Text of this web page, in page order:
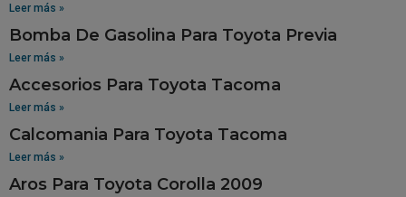
Leer más »
Bomba De Gasolina Para Toyota Previa
Leer más »
Accesorios Para Toyota Tacoma
Leer más »
Calcomania Para Toyota Tacoma
Leer más »
Aros Para Toyota Corolla 2009